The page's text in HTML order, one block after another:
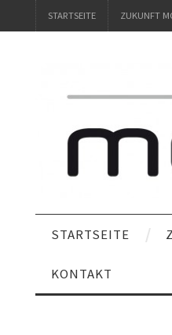
STARTSEITE ZUKUNFT
STARTSEITE
KONTAKT